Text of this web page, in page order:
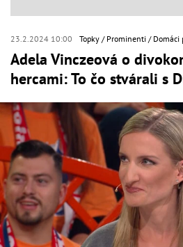
23.2.2024 10:00 Topky Prominenti
Adela Vinczeová o
hercami: To čo stvárali s